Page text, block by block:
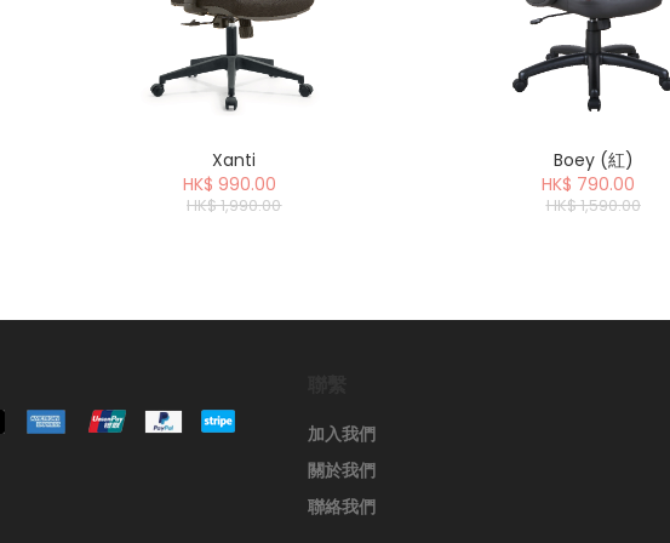
Xanti
HK$ 990.00
HK$ 1,990.00
Boey (紅)
HK$ 790.00
HK$ 1,590.00
加入我們
關於我們
聯絡我們